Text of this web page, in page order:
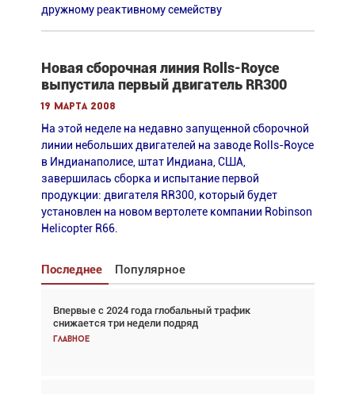
дружному реактивному семейству
Новая сборочная линия Rolls-Royce
выпустила первый двигатель RR300
19 марта 2008
На этой неделе на недавно запущенной сборочной
линии небольших двигателей на заводе Rolls-Royce
в Индианаполисе, штат Индиана, США,
завершилась сборка и испытание первой
продукции: двигателя RR300, который будет
установлен на новом вертолете компании Robinson
Helicopter R66.
Последнее Популярное
Впервые с 2024 года глобальный трафик
снижается три недели подряд
Главное
Взгляд с высоты: тандем вертолётов и БПЛА в
спасательных операциях
Главное